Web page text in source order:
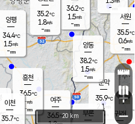
문막
35.9℃
2.1m/s
mm
부론
36.2℃
1.5m/s
-mm
여주
36.5℃
양동
38.2℃
1.5m/s
-mm
흥천
36.5℃
-m/s
-mm
m/s
- mm
귀래
서원
35.5℃
0.6m/s
-mm
35.2℃
1.8m/s
-mm
이천
35.7℃
양평
34.4℃
1.5m/s
-mm
+
−
20 km